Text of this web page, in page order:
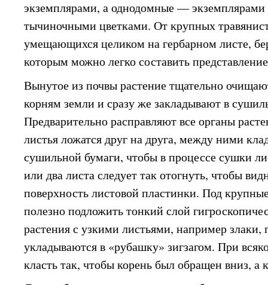
экземплярами, а однодомные —
тычиночными цветками. От крупных
умещающихся целиком на гербарном листе,
которым можно легко составить
Вынутое из почвы растение тщательно
корням земли и сразу же закладывают в
Предварительно расправляют все органы
листья ложатся друг на друга, между ними
сушильной бумаги, чтобы в процессе сушки
или два листа следует так отогнуть, чтобы
поверхность листовой пластинки. Под
полезно подложить тонкий слой
растения с узкими листьями, например злаки,
укладываются в «рубашку» зигзагом. При
класть так, чтобы корень был обращен вниз, а